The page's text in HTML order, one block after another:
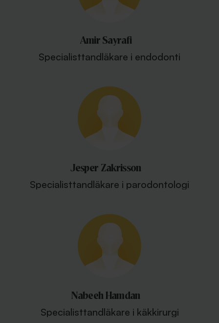
Amir Sayrafi
Specialisttandläkare i endodonti
Jesper Zakrisson
Specialisttandläkare i parodontologi
Nabeeh Hamdan
Specialisttandläkare i käkkirurgi